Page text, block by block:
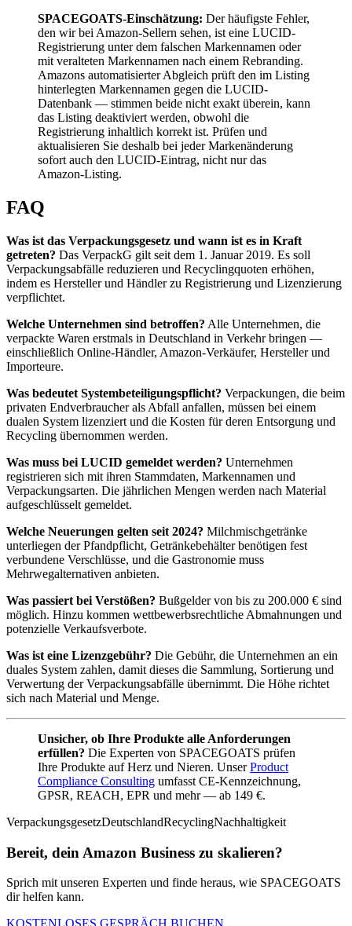
SPACEGOATS-Einschätzung: Der häufigste Fehler,
den wir bei Amazon-Sellern sehen, ist eine LUCID-
Registrierung unter dem falschen Markennamen oder
mit veralteten Markennamen nach einem Rebranding.
Amazons automatisierter Abgleich prüft den im Listing
hinterlegten Markennamen gegen die LUCID-
Datenbank — stimmen beide nicht exakt überein, kann
das Listing deaktiviert werden, obwohl die
Registrierung inhaltlich korrekt ist. Prüfen und
aktualisieren Sie deshalb bei jeder Markenänderung
sofort auch den LUCID-Eintrag, nicht nur das
Amazon-Listing.
FAQ
Was ist das Verpackungsgesetz und wann ist es in Kraft
getreten? Das VerpackG gilt seit dem 1. Januar 2019. Es soll
Verpackungsabfälle reduzieren und Recyclingquoten erhöhen,
indem es Hersteller und Händler zu Registrierung und Lizenzierung
verpflichtet.
Welche Unternehmen sind betroffen? Alle Unternehmen, die
verpackte Waren erstmals in Deutschland in Verkehr bringen —
einschließlich Online-Händler, Amazon-Verkäufer, Hersteller und
Importeure.
Was bedeutet Systembeteiligungspflicht? Verpackungen, die beim
privaten Endverbraucher als Abfall anfallen, müssen bei einem
dualen System lizenziert und die Kosten für deren Entsorgung und
Recycling übernommen werden.
Was muss bei LUCID gemeldet werden? Unternehmen
registrieren sich mit ihren Stammdaten, Markennamen und
Verpackungsarten. Die jährlichen Mengen werden nach Material
aufgeschlüsselt gemeldet.
Welche Neuerungen gelten seit 2024? Milchmischgetränke
unterliegen der Pfandpflicht, Getränkebehälter benötigen fest
verbundene Verschlüsse, und die Gastronomie muss
Mehrwegalternativen anbieten.
Was passiert bei Verstößen? Bußgelder von bis zu 200.000 € sind
möglich. Hinzu kommen wettbewerbsrechtliche Abmahnungen und
potenzielle Verkaufsverbote.
Was ist eine Lizenzgebühr? Die Gebühr, die Unternehmen an ein
duales System zahlen, damit dieses die Sammlung, Sortierung und
Verwertung der Verpackungsabfälle übernimmt. Die Höhe richtet
sich nach Material und Menge.
Unsicher, ob Ihre Produkte alle Anforderungen
erfüllen? Die Experten von SPACEGOATS prüfen
Ihre Produkte auf Herz und Nieren. UnserProduct
Compliance Consulting umfasst CE-Kennzeichnung,
GPSR, REACH, EPR und mehr — ab 149 €.
VerpackungsgesetzDeutschlandRecyclingNachhaltigkeit
Bereit, dein Amazon Business zu skalieren?
Sprich mit unseren Experten und finde heraus, wie SPACEGOATS
dir helfen kann.